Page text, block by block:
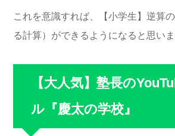
これを意識すれば、【小学生】逆算
る計算）ができるようになると思いま
【大人気】塾長の
ル『慶太の学校』